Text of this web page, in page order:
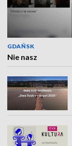
GDAŃSK
Nie nasz